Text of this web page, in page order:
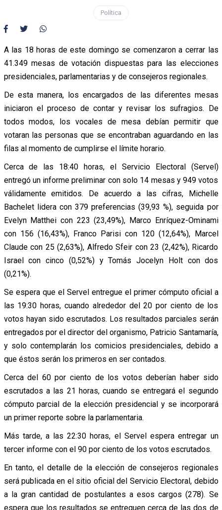
Política
A las 18 horas de este domingo se comenzaron a cerrar las
41.349 mesas de votación dispuestas para las elecciones
presidenciales, parlamentarias y de consejeros regionales.
De esta manera, los encargados de las diferentes mesas
iniciaron el proceso de contar y revisar los sufragios. De
todos modos, los vocales de mesa debían permitir que
votaran las personas que se encontraban aguardando en las
filas al momento de cumplirse el límite horario.
Cerca de las 18:40 horas, el Servicio Electoral (Servel)
entregó un informe preliminar con solo 14 mesas y 949 votos
válidamente emitidos. De acuerdo a las cifras, Michelle
Bachelet lidera con 379 preferencias (39,93 %), seguida por
Evelyn Matthei con 223 (23,49%), Marco Enríquez-Ominami
con 156 (16,43%), Franco Parisi con 120 (12,64%), Marcel
Claude con 25 (2,63%), Alfredo Sfeir con 23 (2,42%), Ricardo
Israel con cinco (0,52%) y Tomás Jocelyn Holt con dos
(0,21%).
Se espera que el Servel entregue el primer cómputo oficial a
las 19:30 horas, cuando alrededor del 20 por ciento de los
votos hayan sido escrutados. Los resultados parciales serán
entregados por el director del organismo, Patricio Santamaría,
y solo contemplarán los comicios presidenciales, debido a
que éstos serán los primeros en ser contados.
Cerca del 60 por ciento de los votos deberían haber sido
escrutados a las 21 horas, cuando se entregará el segundo
cómputo parcial de la elección presidencial y se incorporará
un primer reporte sobre la parlamentaria.
Más tarde, a las 22:30 horas, el Servel espera entregar un
tercer informe con el 90 por ciento de los votos escrutados.
En tanto, el detalle de la elección de consejeros regionales
será publicada en el sitio oficial del Servicio Electoral, debido
a la gran cantidad de postulantes a esos cargos (278). Se
espera que los resultados se entreguen cerca de las dos de